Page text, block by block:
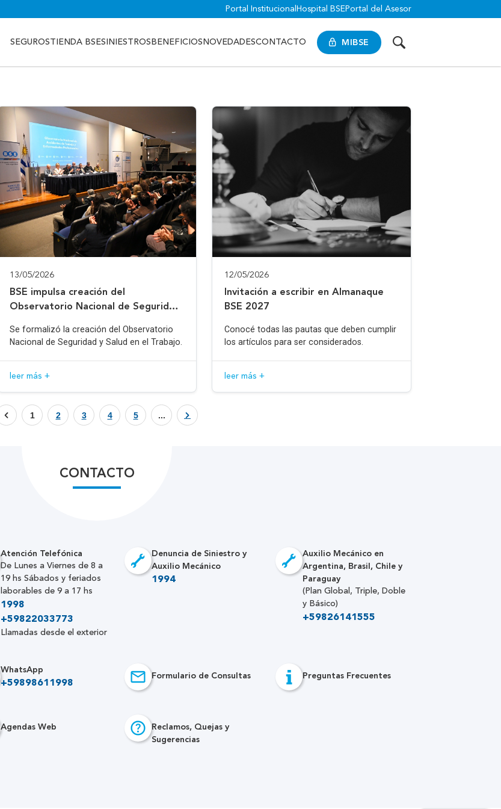
Portal Institucional Hospital BSE Portal del Asesor
MIBSE
SEGUROSTIENDA BSESINIESTROS BENEFICIOS NOVEDADESCONTACTO
13/05/2026
BSE impulsa creación del
Observatorio Nacional de Seguridad
Se formalizó la creación del Observatorio
Nacional de Seguridad y Salud en el Trabajo.
leer más +
12/05/2026
Invitación a escribir en Almanaque
BSE 2027
Conocé todas las pautas que deben cumplir
los artículos para ser considerados.
leer más +
1 2 3 4 5 ...
CONTACTO
Atención Telefónica
De Lunes a Viernes de 8 a
19 hs Sábados y feriados
laborables de 9 a 17 hs
1998
+59822033773
Llamadas desde el exterior
Denuncia de Siniestro y
Auxilio Mecánico
1994
Auxilio Mecánico en
Argentina, Brasil, Chile y
Paraguay
(Plan Global, Triple, Doble
y Básico)
+59826141555
WhatsApp
+59898611998
Formulario de Consultas Preguntas Frecuentes
Agendas Web
Reclamos, Quejas y
Sugerencias